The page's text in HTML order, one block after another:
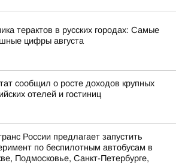
терактов в русских городах: Самые
цифры августа
сообщил о росте доходов крупных
отелей и гостиниц
России предлагает запустить
по беспилотным автобусам в
Подмосковье, Санкт-Петербурге,